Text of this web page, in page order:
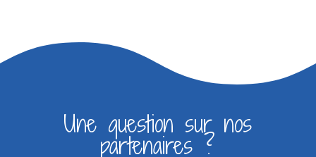
Une question sur nos
partenaires ?